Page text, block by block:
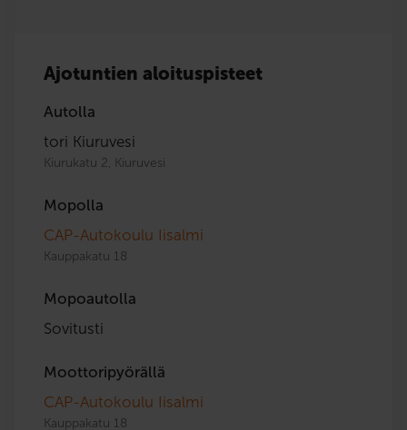
Ajotuntien aloituspisteet
Autolla
tori Kiuruvesi
Kiurukatu 2, Kiuruvesi
Mopolla
CAP-Autokoulu Iisalmi
Kauppakatu 18
Mopoautolla
Sovitusti
Moottoripyörällä
CAP-Autokoulu Iisalmi
Kauppakatu 18